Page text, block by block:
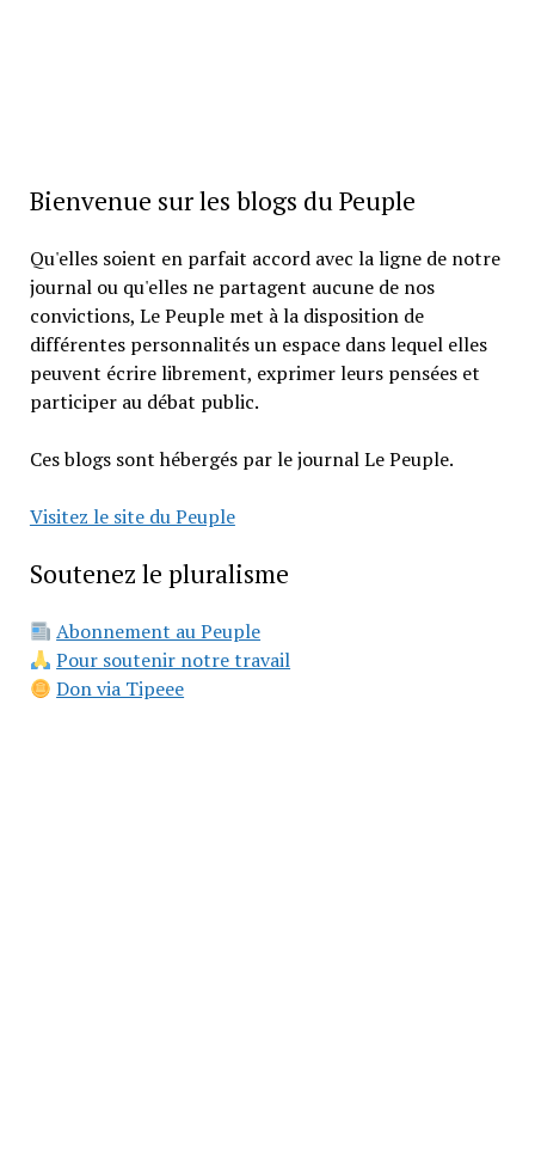
Bienvenue sur les blogs du Peuple
Qu'elles soient en parfait accord avec la ligne de notre
journal ou qu'elles ne partagent aucune de nos
convictions, Le Peuple met à la disposition de
différentes personnalités un espace dans lequel elles
peuvent écrire librement, exprimer leurs pensées et
participer au débat public.
Ces blogs sont hébergés par le journal Le Peuple.
Visitez le site du Peuple
Soutenez le pluralisme
Abonnement au Peuple
Pour soutenir notre travail
Don via Tipeee